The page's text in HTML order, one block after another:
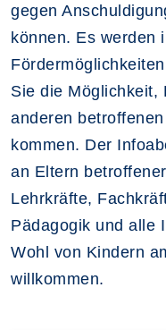
gegen
können. Es werden
Sie die Möglichkeit,
anderen
kommen. Der
an Eltern
Lehrkräfte,
Pädagogik und alle
Wohl von Kindern
willkommen.